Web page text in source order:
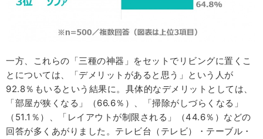
一方、これらの「三種の神器」をセットでリビングに置くこ
とについては、「デメリットがあると思う」という人が
92.8％もいるという結果に。具体的なデメリットとしては、
「部屋が狭くなる」（66.6％）、「掃除がしづらくなる」
（51.1％）、「レイアウトが制限される」（44.6％）などの
回答が多くあがりました。テレビ台（テレビ）・テーブル・